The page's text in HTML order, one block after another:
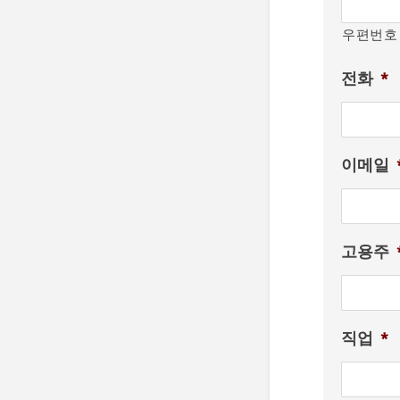
우편번호
전화 *
이메일
고용주
직업 *